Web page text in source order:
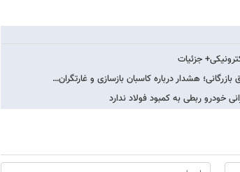
جزئیات
هشدار درباره کاسبان بازسازی و غارتگران…
خودرو ربطی به کمبود فولاد ندارد